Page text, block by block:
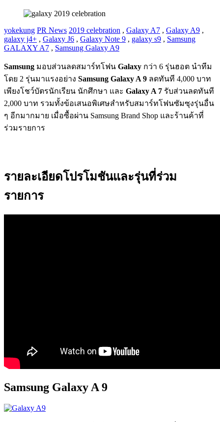
yokekung PR News 2019 celebration , Galaxy A7 , Galaxy A9 ,
galaxy j4+ , Galaxy J6 , Galaxy Note 9 , galaxy s9 , Samsung
GALAXY A7 , Samsung Galaxy A9
Samsung มอบส่วนลดสมาร์ทโฟน Galaxy กว่า 6 รุ่นฮอต นำทีม
โดย 2 รุ่นมาแรงอย่าง Samsung Galaxy A 9 ลดทันที 4,000 บาท
เพียงโชว์บัตรนักเรียน นักศึกษา และ Galaxy A 7 รับส่วนลดทันที
2,000 บาท รวมทั้งข้อเสนอพิเศษสำหรับสมาร์ทโฟนซัมซุงรุ่นอื่น
ๆ อีกมากมาย เมื่อซื้อผ่าน Samsung Brand Shop และร้านค้าที่
ร่วมรายการ
รายละเอียดโปรโมชันและรุ่นที่ร่วม
รายการ
Samsung Galaxy A 9